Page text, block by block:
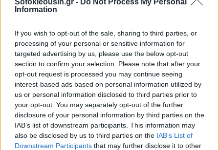
Information
If you wish to opt-out of the sale, sharing to third parties, or
processing of your personal or sensitive information for
targeted advertising by us, please use the below opt-out
section to confirm your selection. Please note that after your
opt-out request is processed you may continue seeing
interest-based ads based on personal information utilized by
us or personal information disclosed to third parties prior to
your opt-out. You may separately opt-out of the further
disclosure of your personal information by third parties on the
IAB’s list of downstream participants. This information may
also be disclosed by us to third parties on the IAB’s List of
Downstream Participants that may further disclose it to other
Google News
και μάθετε πρώτοι όλες τις ειδήσεις
ΣΧΕΤΙΚΆ ΆΡΘΡΑ
Θεσσαλονίκη: Πυροβόλησαν
άνδρα και πέταξαν τη σορό του
στο Λουδία